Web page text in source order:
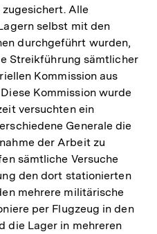
Alle
selbst mit den
durchgeführt wurden,
Streikführung sämtlicher
Kommission aus
Kommission wurde
versuchten ein
Generale die
der Arbeit zu
sämtliche Versuche
den dort stationierten
mehrere militärische
per Flugzeug in den
die Lager in mehreren